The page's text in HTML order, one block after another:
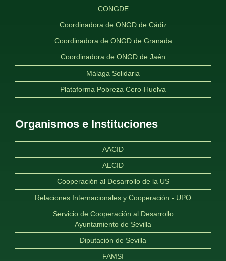
CONGDE
Coordinadora de ONGD de Cádiz
Coordinadora de ONGD de Granada
Coordinadora de ONGD de Jaén
Málaga Solidaria
Plataforma Pobreza Cero-Huelva
Organismos e Instituciones
AACID
AECID
Cooperación al Desarrollo de la US
Relaciones Internacionales y Cooperación - UPO
Servicio de Cooperación al Desarrollo
Ayuntamiento de Sevilla
Diputación de Sevilla
FAMSI